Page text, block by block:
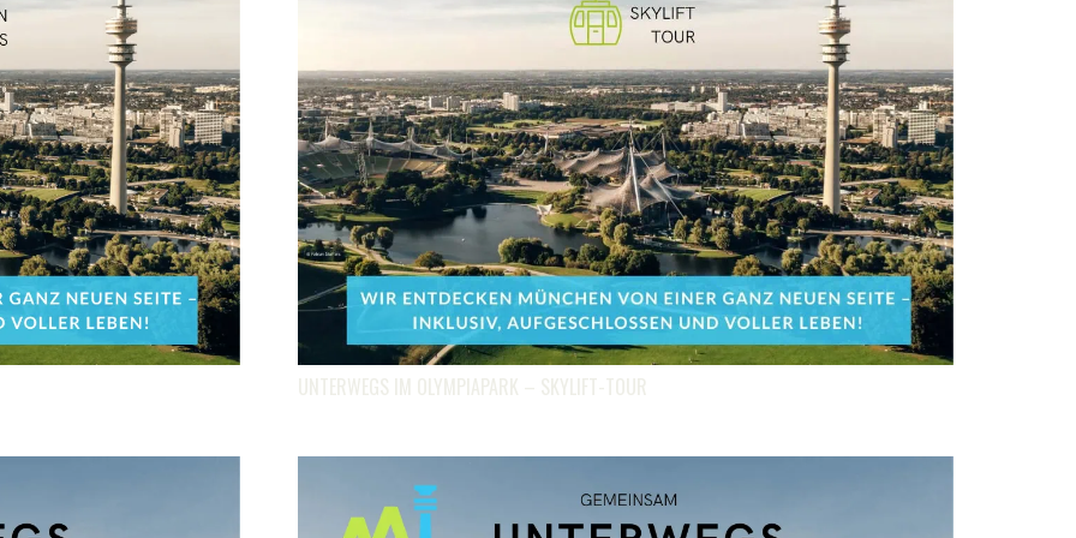
UNTERWEGS IM OLYMPIAPARK – SKYLIFT-TOUR